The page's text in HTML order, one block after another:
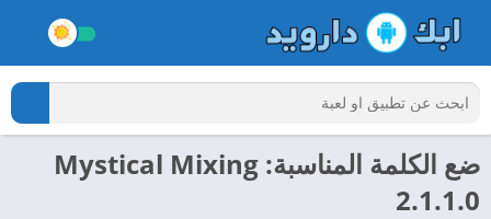
ضع الكلمة المناسبة: Mystical Mixing
2.1.1.0